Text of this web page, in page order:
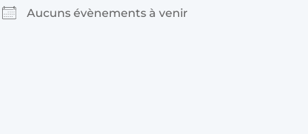
Aucuns évènements à venir